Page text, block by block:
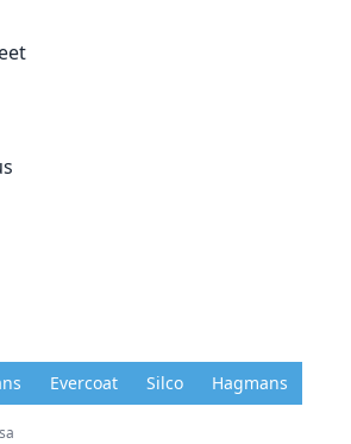
Evercoat Silco Hagmans